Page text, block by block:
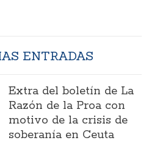
ENTRADAS
Extra del boletín de La
Razón de la Proa con
motivo de la crisis de
soberanía en Ceuta